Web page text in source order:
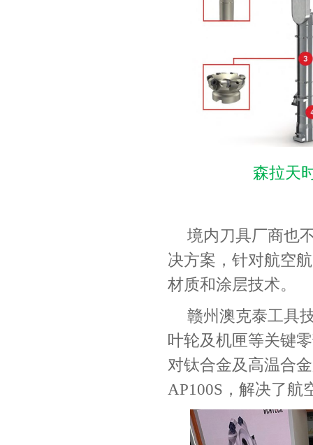
森拉天
境内刀具厂商也
决方案，针对航空
材质和涂层技术。
赣州澳克泰工具
叶轮及机匣等关键
对钛合金及高温合
AP100S ，解决了